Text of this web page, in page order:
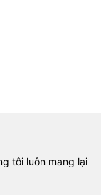
tôi luôn mang lại